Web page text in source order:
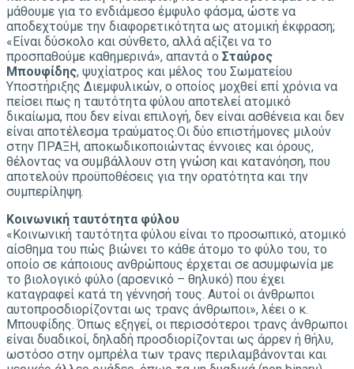
μάθουμε για το ενδιάμεσο έμφυλο φάσμα, ώστε να
αποδεχτούμε την διαφορετικότητα ως ατομική έκφραση;
«Είναι δύσκολο και σύνθετο, αλλά αξίζει να το
προσπαθούμε καθημερινά», απαντά ο Σταύρος
Μπουφίδης, ψυχίατρος και μέλος του Σωματείου
Υποστήριξης Διεμφυλικών, ο οποίος μοχθεί επί χρόνια να
πείσει πως η ταυτότητα φύλου αποτελεί ατομικό
δικαίωμα, που δεν είναι επιλογή, δεν είναι ασθένεια και δεν
είναι αποτέλεσμα τραύματος.Οι δύο επιστήμονες μιλούν
στην ΠΡΑΞΗ, αποκωδικοποιώντας έννοιες και όρους,
θέλοντας να συμβάλλουν στη γνώση και κατανόηση, που
αποτελούν προϋποθέσεις για την ορατότητα και την
συμπερίληψη.
Κοινωνική ταυτότητα φύλου
«Κοινωνική ταυτότητα φύλου είναι το προσωπικό, ατομικό
αίσθημα του πώς βιώνει το κάθε άτομο το φύλο του, το
οποίο σε κάποιους ανθρώπους έρχεται σε ασυμφωνία με
το βιολογικό φύλο (αρσενικό – θηλυκό) που έχει
καταγραφεί κατά τη γέννησή τους. Αυτοί οι άνθρωποι
αυτοπροσδιορίζονται ως τρανς άνθρωποι», λέει ο κ.
Μπουφίδης. Όπως εξηγεί, οι περισσότεροι τρανς άνθρωποι
είναι δυαδικοί, δηλαδή προσδιορίζονται ως άρρεν ή θήλυ,
ωστόσο στην ομπρέλα των τρανς περιλαμβάνονται και